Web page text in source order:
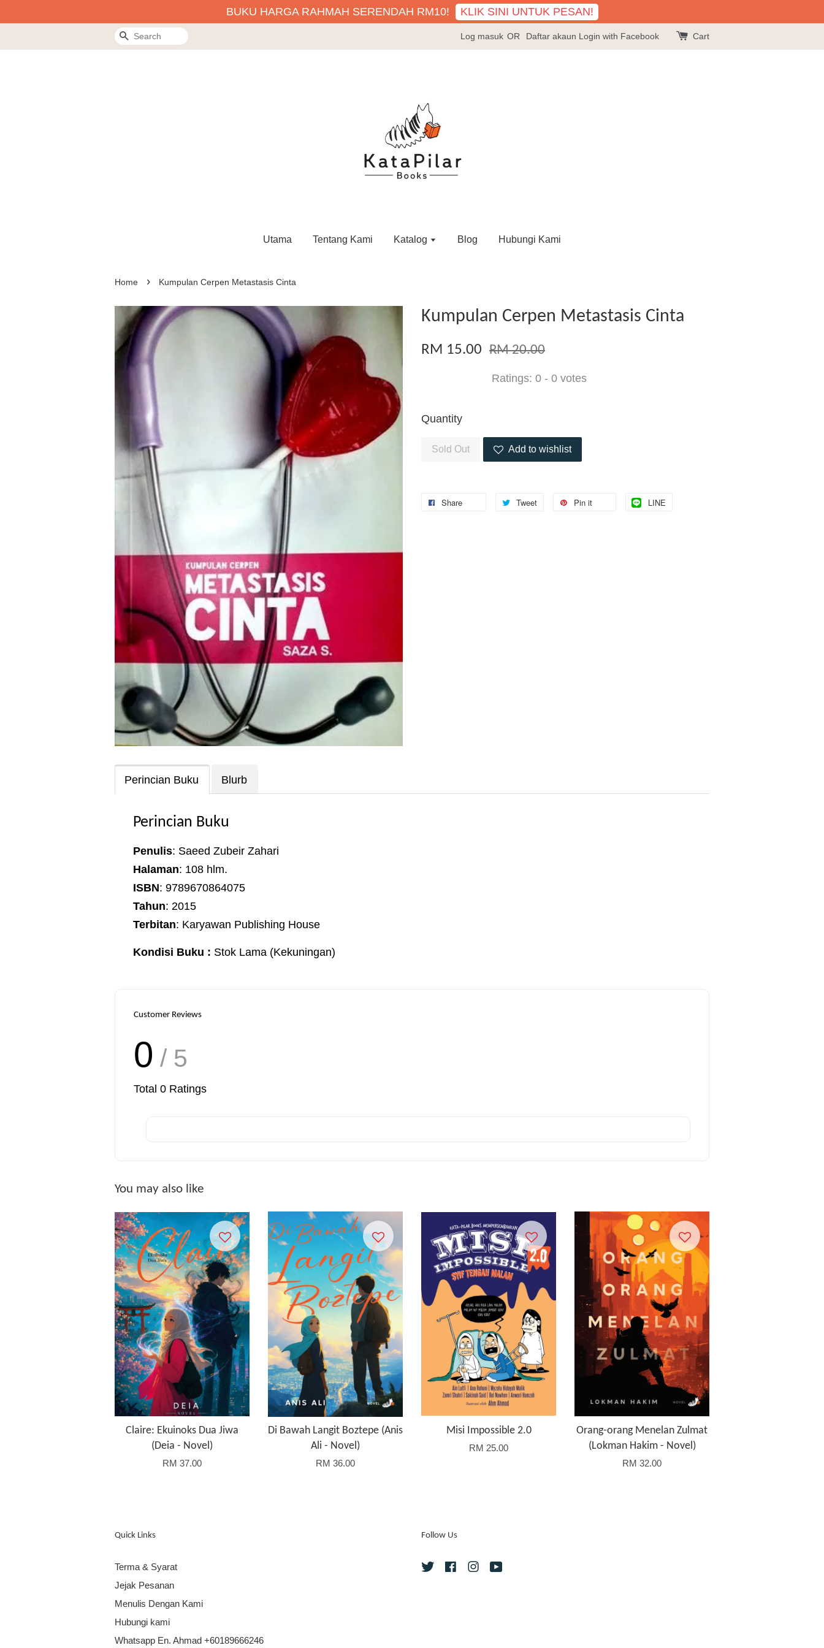
BUKU HARGA RAHMAH SERENDAH RM10! KLIK SINI UNTUK PESAN!
Search Log masuk OR Daftar akaun Login with Facebook Cart
Utama Tentang Kami Katalog Blog Hubungi Kami
Home › Kumpulan Cerpen Metastasis Cinta
Kumpulan Cerpen Metastasis Cinta
RM 15.00 RM 20.00
Ratings: 0 - 0 votes
Quantity
Sold Out Add to wishlist
Share Tweet Pin it LINE
Perincian Buku Blurb
Perincian Buku
Penulis: Saeed Zubeir Zahari
Halaman: 108 hlm.
ISBN: 9789670864075
Tahun: 2015
Terbitan: Karyawan Publishing House
Kondisi Buku : Stok Lama (Kekuningan)
Customer Reviews
0 / 5
Total 0 Ratings
You may also like
Claire: Ekuinoks Dua Jiwa
(Deia - Novel)
RM 37.00
Di Bawah Langit Boztepe (Anis
Ali - Novel)
RM 36.00
Misi Impossible 2.0
RM 25.00
Orang-orang Menelan Zulmat
(Lokman Hakim - Novel)
RM 32.00
Quick Links
Terma & Syarat
Jejak Pesanan
Menulis Dengan Kami
Hubungi kami
Whatsapp En. Ahmad +60189666246
Follow Us
Twitter FacebookInstagram